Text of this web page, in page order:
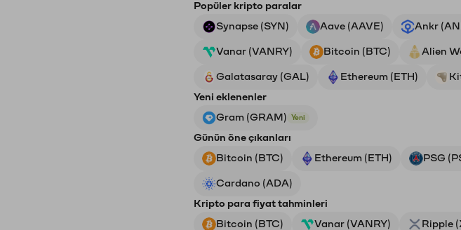
Popüler kripto paralar
Synapse (SYN)
Aave (AAVE) Ankr
Vanar (VANRY) Bitcoin (BTC) Alien
Galatasaray (GAL) Ethereum (ETH)
Yeni eklenenler
Gram (GRAM)
Yeni
Günün öne çıkanları
Bitcoin (BTC)
Ethereum (ETH) PSG
Cardano (ADA)
Kripto para fiyat tahminleri
Bitcoin (BTC)
Vanar (VANRY) Ripple